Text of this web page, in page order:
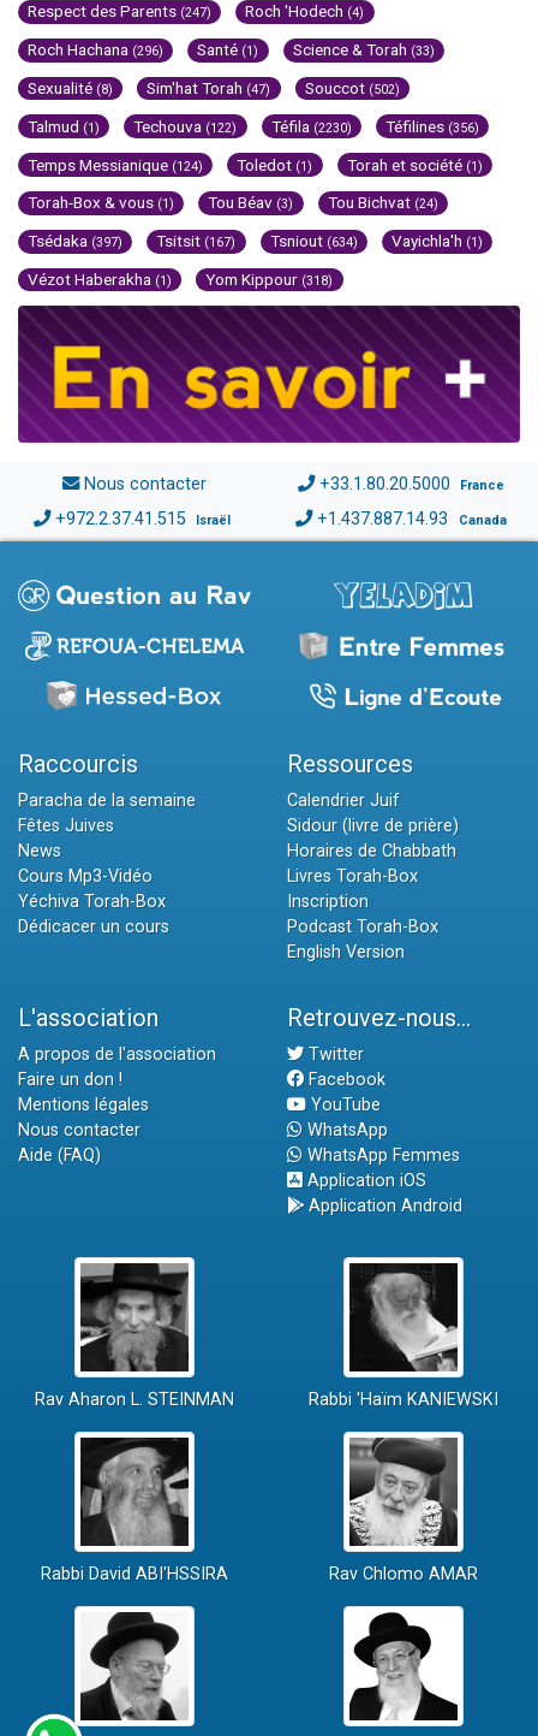
Respect des Parents (247) Roch 'Hodech (4)
Roch Hachana (296) Santé (1) Science & Torah (33)
Sexualité (8) Sim'hat Torah (47) Souccot (502)
Talmud (1) Techouva (122) Téfila (2230) Téfilines (356)
Temps Messianique (124) Toledot (1) Torah et société (1)
Torah-Box & vous (1) Tou Béav (3) Tou Bichvat (24)
Tsédaka (397) Tsitsit (167) Tsniout (634) Vayichla'h (1)
Vézot Haberakha (1) Yom Kippour (318)
Nous contacter +33.1.80.20.5000 France
+972.2.37.41.515 Israël +1.437.887.14.93 Canada
Raccourcis
Paracha de la semaine
Fêtes Juives
News
Cours Mp3-Vidéo
Yéchiva Torah-Box
Dédicacer un cours
Ressources
Calendrier Juif
Sidour (livre de prière)
Horaires de Chabbath
Livres Torah-Box
Inscription
Podcast Torah-Box
English Version
L'association
A propos de l'association
Faire un don !
Mentions légales
Nous contacter
Aide (FAQ)
Retrouvez-nous...
Twitter
Facebook
YouTube
WhatsApp
WhatsApp Femmes
Application iOS
Application Android
Rav Aharon L. STEINMAN Rabbi 'Haïm KANIEWSKI
Rabbi David ABI'HSSIRA Rav Chlomo AMAR